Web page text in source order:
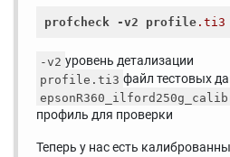
profcheck -v2 profile .ti3
-v2 уровень детализации
profile.ti3 файл тестовых
профиль для проверки
Теперь у нас есть